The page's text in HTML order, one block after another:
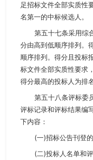
足招标文件全部实质性
名第一的中标候选人。
第五十七条采用综
分由高到低顺序排列。
顺序排列。得分且投标
标文件全部实质性要求
得分最高的投标人为排
第五十八条评标委
评标记录和评标结果编
下内容：
(一)招标公告刊登
(二)投标人名单和